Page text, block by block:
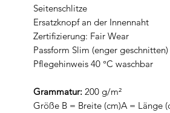
Seitenschlitze
Ersatzknopf an der Innennaht
Zertifizierung: Fair Wear
Passform Slim (enger geschnitten)
Pflegehinweis 40 °C waschbar
Grammatur: 200 g/m²
Größe B = Breite (cm)A = Länge